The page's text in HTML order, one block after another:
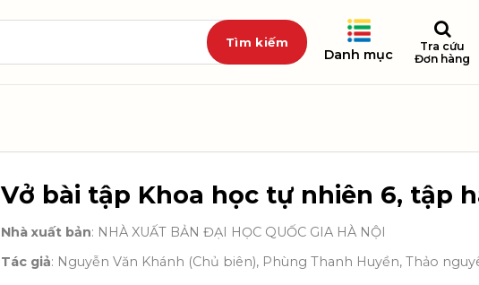
Danh mục
Tra cứu
Đơn hàng
Vở bài tập Khoa học tự nhiên 6, tập
Nhà xuất bản: NHÀ XUẤT BẢN ĐẠI HỌC QUỐC GIA HÀ NỘI
Tác giả: Nguyễn Văn Khánh (Chủ biên), Phùng Thanh Huyền, Thảo